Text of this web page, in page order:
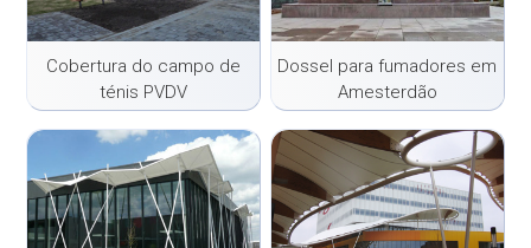
Cobertura do campo de
ténis PVDV
Dossel para fumadores em
Amesterdão